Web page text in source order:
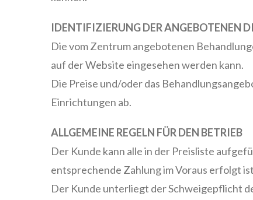
IDENTIFIZIERUNG DER ANGEBOTENEN
Die vom Zentrum angebotenen
auf der Website eingesehen werden kann.
Die Preise und/oder das
Einrichtungen ab.
ALLGEMEINE REGELN FÜR DEN BETRIEB
Der Kunde kann alle in der Preisliste
entsprechende Zahlung im Voraus erfolgt
Der Kunde unterliegt der Schweigepflicht